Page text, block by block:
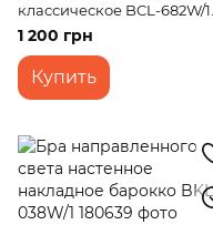
классическое BCL-682W/1
E14 WH+G
1 200 грн
Купить